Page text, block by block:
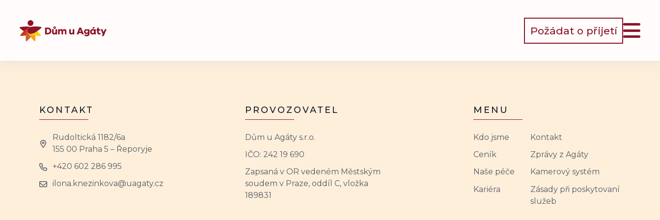
Požádat o přijetí
KONTAKT
Rudoltická 1182/6a
155 00 Praha 5 – Řeporyje
+420 602 286 995
ilona.knezinkova@uagaty.cz
PROVOZOVATEL
Dům u Agáty s.r.o.
IČO: 242 19 690
Zapsaná v OR vedeném Městským
soudem v Praze, oddíl C, vložka
189831
MENU
Kdo jsme
Kontakt
Ceník
Zprávy z Agáty
Naše péče
Kamerový systém
Kariéra
Zásady při poskytovaní
služeb